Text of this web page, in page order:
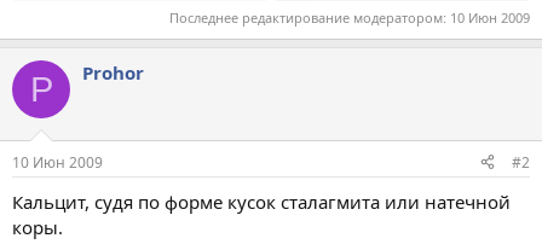
Последнее редактирование модератором: 10 Июн 2009
P Prohor
10 Июн 2009 #2
Кальцит, судя по форме кусок сталагмита или натечной
коры.